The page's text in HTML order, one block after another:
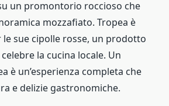
un promontorio roccioso che
mozzafiato. Tropea è
le sue cipolle rosse, un prodotto
la cucina locale. Un
è un’esperienza completa che
e delizie gastronomiche.